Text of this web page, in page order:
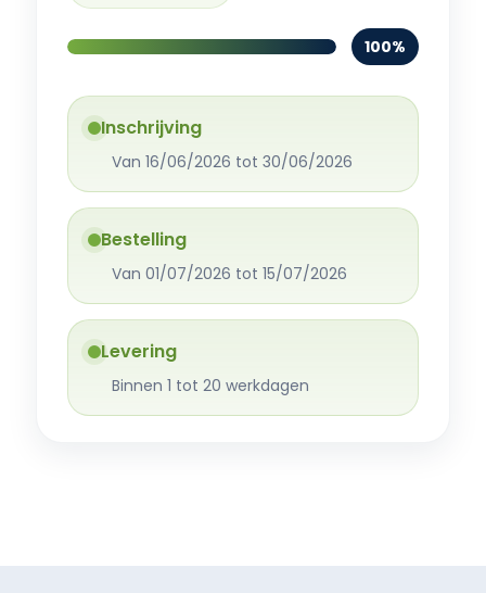
100%
Inschrijving
Van 16/06/2026 tot 30/06/2026
Bestelling
Van 01/07/2026 tot 15/07/2026
Levering
Binnen 1 tot 20 werkdagen